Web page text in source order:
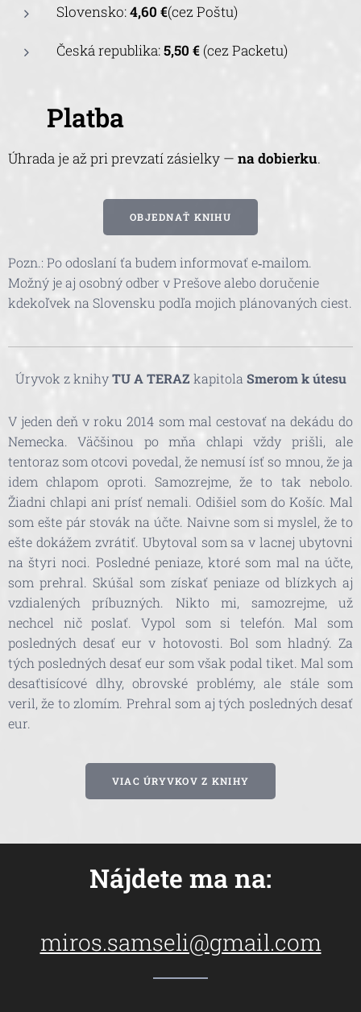
Slovensko:4,60 €(cez Poštu)
Česká republika:5,50 € (cez Packetu)
Platba
Úhrada je až pri prevzatí zásielky — na dobierku.
OBJEDNAŤ KNIHU
Pozn.: Po odoslaní ťa budem informovať e‑mailom.
Možný je aj osobný odber v Prešove alebo doručenie
kdekoľvek na Slovensku podľa mojich plánovaných ciest.
Úryvok z knihyTU A TERAZ kapitola Smerom k útesu
V jeden deň v roku 2014 som mal cestovať na dekádu do
Nemecka. Väčšinou po mňa chlapi vždy prišli, ale
tentoraz som otcovi povedal, že nemusí ísť so mnou, že ja
idem chlapom oproti. Samozrejme, že to tak nebolo.
Žiadni chlapi ani prísť nemali. Odišiel som do Košíc. Mal
som ešte pár stovák na účte. Naivne som si myslel, že to
ešte dokážem zvrátiť. Ubytoval som sa v lacnej ubytovni
na štyri noci. Posledné peniaze, ktoré som mal na účte,
som prehral. Skúšal som získať peniaze od blízkych aj
vzdialených príbuzných. Nikto mi, samozrejme, už
nechcel nič poslať. Vypol som si telefón. Mal som
posledných desať eur v hotovosti. Bol som hladný. Za
tých posledných desať eur som však podal tiket. Mal som
desaťtisícové dlhy, obrovské problémy, ale stále som
veril, že to zlomím. Prehral som aj tých posledných desať
eur.
VIAC ÚRYVKOV Z KNIHY
Nájdete ma na:
miros.samseli@gmail.com